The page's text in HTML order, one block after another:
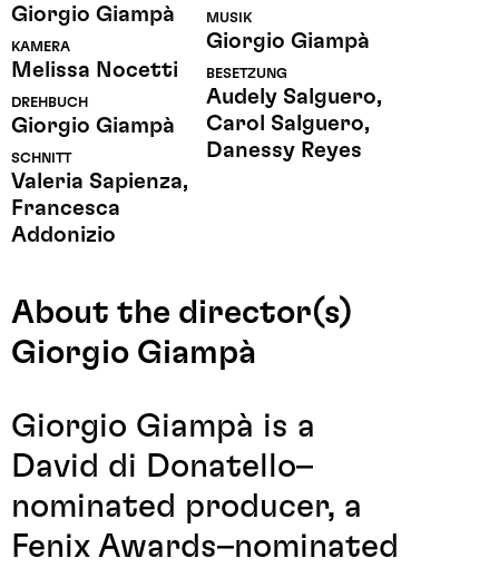
Giorgio Giampà
KAMERA
Melissa Nocetti
DREHBUCH
Giorgio Giampà
SCHNITT
Valeria Sapienza,
Francesca
Addonizio
MUSIK
Giorgio Giampà
BESETZUNG
Audely Salguero,
Carol Salguero,
Danessy Reyes
About the director(s)
Giorgio Giampà
Giorgio Giampà is a
David di Donatello–
nominated producer, a
Fenix Awards–nominated